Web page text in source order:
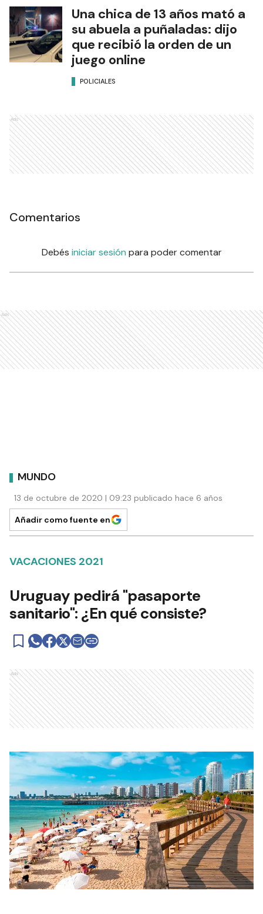
Una chica de 13 años mató a
su abuela a puñaladas: dijo
que recibió la orden de un
juego online
POLICIALES
Ads
Comentarios
Debés iniciar sesión para poder comentar
Ads
MUNDO
13 de octubre de 2020 | 09:23 publicado hace 6 años
Añadir como fuente en
VACACIONES 2021
Uruguay pedirá "pasaporte
sanitario": ¿En qué consiste?
Ads